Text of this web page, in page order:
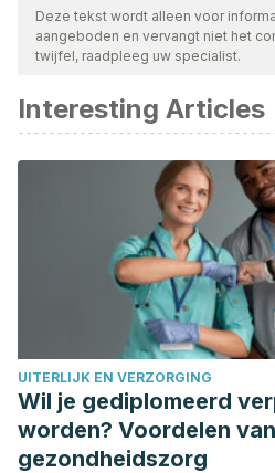
Deze tekst wordt alleen voor
aangeboden en vervangt niet het
twijfel, raadpleeg uw specialist.
Interesting Articles
UITERLIJK EN VERZORGING
Wil je gediplomeerd
worden? Voordelen
gezondheidszorg